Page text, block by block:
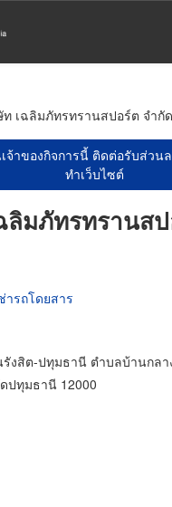
ท เฉลิมภัทรทรานสปอร์ต จำกัด
จ้าของกิจการนี้ ติดต่อรับส่วน
ทำเว็บไซต์
ลิมภัทรทรานส
ารถโดยสาร
งสิต-ปทุมธานี ตำบลบ้านกลา
ปทุมธานี 12000